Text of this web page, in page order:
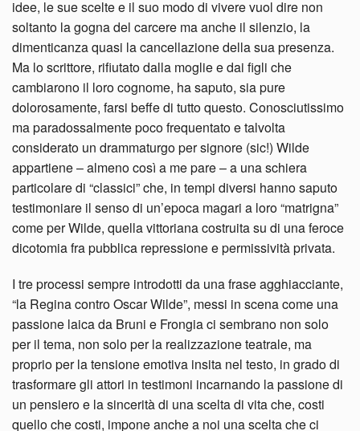
idee, le sue scelte e il suo modo di vivere vuol dire non
soltanto la gogna del carcere ma anche il silenzio, la
dimenticanza quasi la cancellazione della sua presenza.
Ma lo scrittore, rifiutato dalla moglie e dai figli che
cambiarono il loro cognome, ha saputo, sia pure
dolorosamente, farsi beffe di tutto questo. Conosciutissimo
ma paradossalmente poco frequentato e talvolta
considerato un drammaturgo per signore (sic!) Wilde
appartiene – almeno così a me pare – a una schiera
particolare di “classici” che, in tempi diversi hanno saputo
testimoniare il senso di un’epoca magari a loro “matrigna”
come per Wilde, quella vittoriana costruita su di una feroce
dicotomia fra pubblica repressione e permissività privata.
I tre processi sempre introdotti da una frase agghiacciante,
“la Regina contro Oscar Wilde”, messi in scena come una
passione laica da Bruni e Frongia ci sembrano non solo
per il tema, non solo per la realizzazione teatrale, ma
proprio per la tensione emotiva insita nel testo, in grado di
trasformare gli attori in testimoni incarnando la passione di
un pensiero e la sincerità di una scelta di vita che, costi
quello che costi, impone anche a noi una scelta che ci